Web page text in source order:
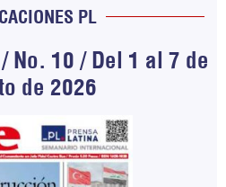
PL
No. 10 / Del 1 al 7 de
de 2026